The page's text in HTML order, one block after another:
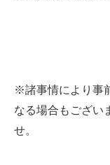
※諸事情により事
なる場合もござい
せ。